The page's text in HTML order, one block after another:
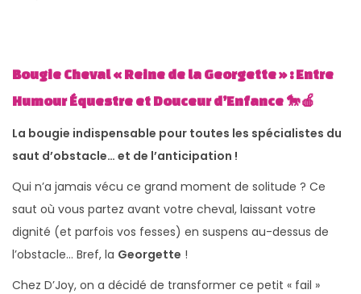
Bougie Cheval « Reine de la Georgette » : Entre
Humour Équestre et Douceur d’Enfance 🐎🍎
La bougie indispensable pour toutes les spécialistes du
saut d’obstacle… et de l’anticipation !
Qui n’a jamais vécu ce grand moment de solitude ? Ce
saut où vous partez avant votre cheval, laissant votre
dignité (et parfois vos fesses) en suspens au-dessus de
l’obstacle… Bref, la Georgette !
Chez D’Joy, on a décidé de transformer ce petit « fail »